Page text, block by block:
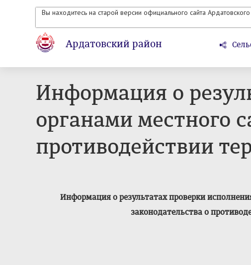
Вы находитесь на старой версии официального сайта
Ардатовский район
Информация о
органами местного
противодействии
Информация о результатах проверки
законодательства о